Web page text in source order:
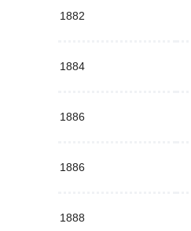
1882
1884
1886
1886
1888